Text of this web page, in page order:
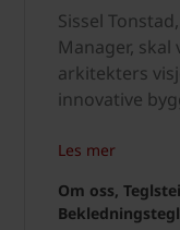
Sissel
Manager,
arkitekters
innovative
Les mer
Om oss,
Bekledningstegl